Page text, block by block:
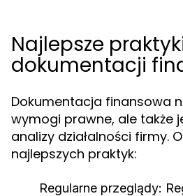
Najlepsze
dokumentacji
Dokumentacja finansowa
wymogi prawne, ale także
analizy działalności firmy.
najlepszych praktyk:
Regularne przeglądy: